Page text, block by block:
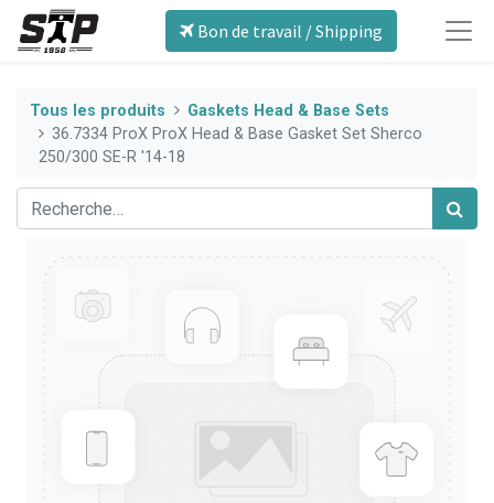
Bon de travail / Shipping
Tous les produits
Gaskets Head & Base Sets
36.7334 ProX ProX Head & Base Gasket Set Sherco
250/300 SE-R '14-18